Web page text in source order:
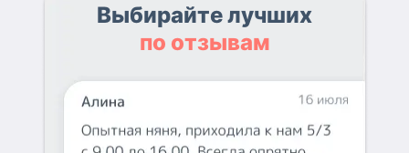
Выбирайте лучших
по отзывам